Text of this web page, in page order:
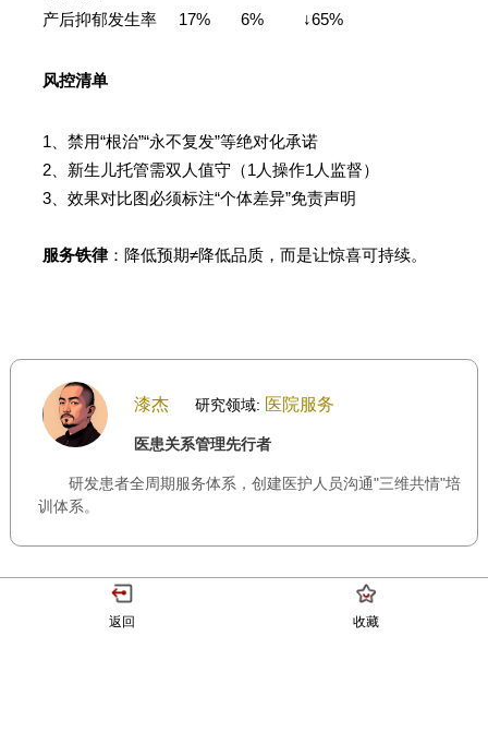
产后抑郁发生率 17% 6% ↓65%
风控清单
1、禁用“根治”“永不复发”等绝对化承诺
2、新生儿托管需双人值守（1人操作1人监督）
3、效果对比图必须标注“个体差异”免责声明
服务铁律：降低预期≠降低品质，而是让惊喜可持续。
漆杰 研究领域: 医院服务
医患关系管理先行者
研发患者全周期服务体系，创建医护人员沟通"三维共情"培
训体系。
返回 收藏